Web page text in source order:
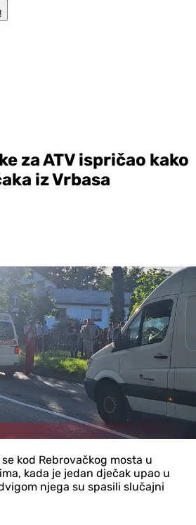
za ATV ispričao kako
iz Vrbasa
kod Rebrovačkog mosta u
kada je jedan dječak upao u
njega su spasili slučajni